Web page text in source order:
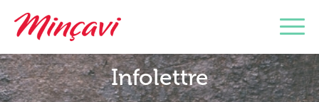
Infolettre